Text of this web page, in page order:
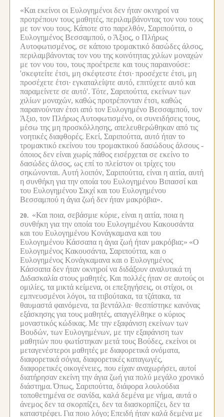
«Και εκείνοι οι Ευλογημένοι δεν ήταν οκνηροί να
προτρέπουν τους μαθητές, περιλαμβάνοντας τον νου τους
με τον νου τους. Κάποτε στο παρελθόν, Σαριπούττα, ο
Ευλογημένος Βεσσαμπού, ο Άξιος, ο Πλήρως
Αυτοφωτισμένος, σε κάποιο τρομακτικό δασώδες άλσος,
περιλαμβάνοντας τον νου της κοινότητας χιλίων μοναχών
με τον νου του, τους προέτρεπε και τους παραινούσε:
'σκεφτείτε έτσι, μη σκέφτεστε έτσι· προσέχετε έτσι, μη
προσέχετε έτσι· εγκαταλείψτε αυτό, επιτύχετε αυτό και
παραμείνετε σε αυτό'. Τότε, Σαριπούττα, εκείνων των
χιλίων μοναχών, καθώς προτρέπονταν έτσι, καθώς
παραινούνταν έτσι από τον Ευλογημένο Βεσσαμπού, τον
Άξιο, τον Πλήρως Αυτοφωτισμένο, οι συνειδήσεις τους,
μέσω της μη προσκόλλησης, απελευθερώθηκαν από τις
νοητικές διαφθορές. Εκεί, Σαριπούττα, αυτό ήταν το
τρομακτικό εκείνου του τρομακτικού δασώδους άλσους -
όποιος δεν είναι χωρίς πάθος εισέρχεται σε εκείνο το
δασώδες άλσος, ως επί το πλείστον οι τρίχες του
σηκώνονται. Αυτή λοιπόν, Σαριπούττα, είναι η αιτία, αυτή
η συνθήκη για την οποία του Ευλογημένου Βιπασσί και
του Ευλογημένου Σικχί και του Ευλογημένου
Βεσσαμπού η άγια ζωή δεν ήταν μακρόβια».
20. «Και ποια, σεβάσμιε κύριε, είναι η αιτία, ποια η
συνθήκη για την οποία του Ευλογημένου Κακουσάντα
και του Ευλογημένου Κονάγκαμανα και του
Ευλογημένου Κάσσαπα η άγια ζωή ήταν μακρόβια;» «Ο
Ευλογημένος Κακουσάντα, Σαριπούττα, και ο
Ευλογημένος Κονάγκαμανα και ο Ευλογημένος
Κάσσαπα δεν ήταν οκνηροί να διδάξουν αναλυτικά τη
Διδασκαλία στους μαθητές. Και πολλές ήταν σε αυτούς οι
ομιλίες, τα μικτά κείμενα, οι επεξηγήσεις, οι στίχοι, οι
εμπνευσμένοι λόγοι, τα ιτιβούτακα, τα τζάτακα, τα
θαυμαστά φαινόμενα, τα βεντάλλα· θεσπίστηκε κανόνας
εξάσκησης για τους μαθητές, απαγγέλθηκε ο κύριος
μοναστικός κώδικας. Με την εξαφάνιση εκείνων των
Βουδών, των Ευλογημένων, με την εξαφάνιση των
μαθητών που φωτίστηκαν μετά τους Βούδες, εκείνοι οι
μεταγενέστεροι μαθητές με διαφορετικά ονόματα,
διαφορετικά σόγια, διαφορετικές καταγωγές,
διαφορετικές οικογένειες, που είχαν αναχωρήσει, αυτοί
διατήρησαν εκείνη την άγια ζωή για πολύ μεγάλο χρονικό
διάστημα. Όπως, Σαριπούττα, διάφορα λουλούδια
τοποθετημένα σε σανίδα, καλά δεμένα με νήμα, αυτά ο
άνεμος δεν τα σκορπίζει, δεν τα διασκορπίζει, δεν τα
καταστρέφει. Για ποιο λόγο; Επειδή ήταν καλά δεμένα με